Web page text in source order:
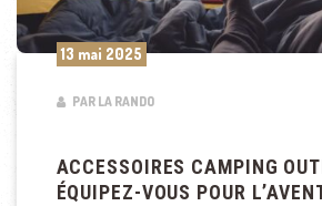
13 mai 2025
PAR LA RANDO
ACCESSOIRES CAMPING
ÉQUIPEZ-VOUS POUR